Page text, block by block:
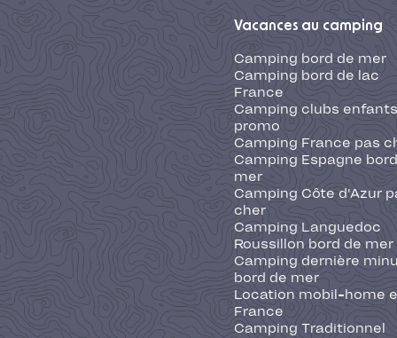
Vacances au camping
Camping bord de mer
Camping bord de lac
France
Camping clubs
promo
Camping France pas
Camping Espagne
mer
Camping Côte d'Azur
cher
Camping Languedoc
Roussillon bord de mer
Camping dernière
bord de mer
Location mobil-home
France
Camping Traditionnel